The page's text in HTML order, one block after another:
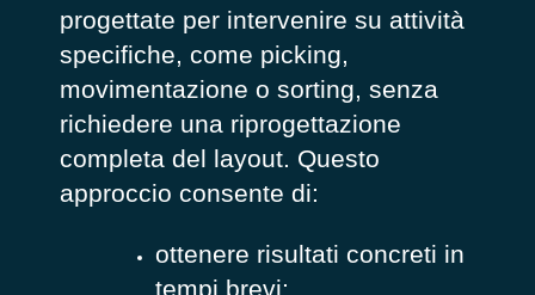
progettate per intervenire su attività
specifiche, come picking,
movimentazione o sorting, senza
richiedere una riprogettazione
completa del layout. Questo
approccio consente di:
ottenere risultati concreti in
tempi brevi;